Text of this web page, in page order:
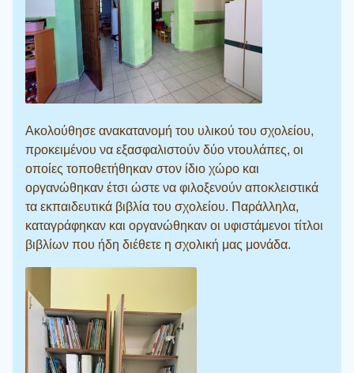
Ακολούθησε ανακατανομή του υλικού του σχολείου,
προκειμένου να εξασφαλιστούν δύο ντουλάπες, οι
οποίες τοποθετήθηκαν στον ίδιο χώρο και
οργανώθηκαν έτσι ώστε να φιλοξενούν αποκλειστικά
τα εκπαιδευτικά βιβλία του σχολείου. Παράλληλα,
καταγράφηκαν και οργανώθηκαν οι υφιστάμενοι τίτλοι
βιβλίων που ήδη διέθετε η σχολική μας μονάδα.